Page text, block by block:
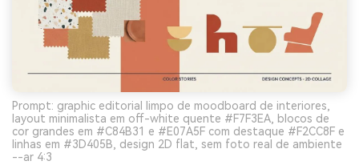
Prompt: graphic editorial limpo de moodboard de interiores,
layout minimalista em off-white quente #F7F3EA, blocos de
cor grandes em #C84B31 e #E07A5F com destaque #F2CC8F e
linhas em #3D405B, design 2D flat, sem foto real de ambiente
--ar 4:3